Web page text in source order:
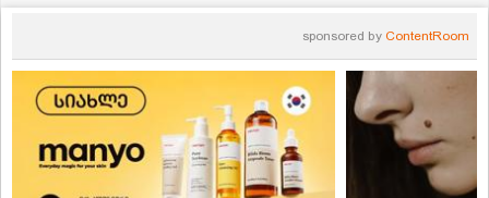
sponsored by ContentRoom